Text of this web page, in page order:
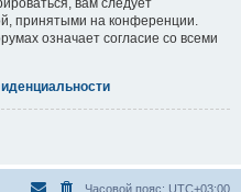
принятыми на конференции.
означает согласие со всеми
Часовой пояс: UTC+03:00